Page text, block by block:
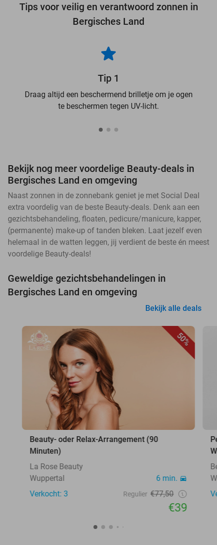
Tips voor veilig en verantwoord zonnen in
Bergisches Land
Tip 1
Draag altijd een beschermend brilletje om je ogen
te beschermen tegen UV-licht.
Bekijk nog meer voordelige Beauty-deals in
Bergisches Land en omgeving
Naast zonnen in de zonnebank geniet je met Social Deal
extra voordelig van de beste Beauty-deals. Denk aan een
gezichtsbehandeling, floaten, pedicure/manicure, kapper,
(permanente) make-up of tanden bleken. Laat jezelf even
helemaal in de watten leggen, jij verdient de beste én meest
voordelige Beauty-deals!
Geweldige gezichtsbehandelingen in
Bergisches Land en omgeving
Bekijk alle deals
50%
Beauty- oder Relax-Arrangement (90
Minuten)
La Rose Beauty
Wuppertal
6 min.
Verkocht: 3
Regulier €77,50
€39